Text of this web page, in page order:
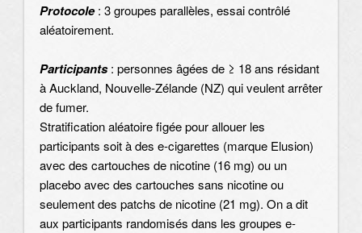
Protocole: 3 groupes parallèles, essai contrôlé
aléatoirement.
Participants: personnes âgées de ≥ 18 ans résidant
à Auckland, Nouvelle-Zélande (NZ) qui veulent arrêter
de fumer.
Stratification aléatoire figée pour allouer les
participants soit à des e-cigarettes (marque Elusion)
avec des cartouches de nicotine (16 mg) ou un
placebo avec des cartouches sans nicotine ou
seulement des patchs de nicotine (21 mg). On a dit
aux participants randomisés dans les groupes e-